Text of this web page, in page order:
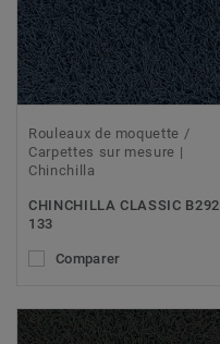
Rouleaux de moquette /
Carpettes sur mesure |
Chinchilla
CHINCHILLA CLASSIC B292
133
Comparer